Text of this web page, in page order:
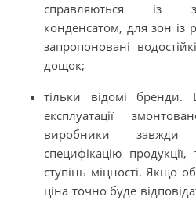
справляються із
конденсатом, для зон із
запропоновані
дощок;
тільки відомі
експлуатації
виробники завжди
специфікацію
ступінь міцності. Якщо
ціна точно буде